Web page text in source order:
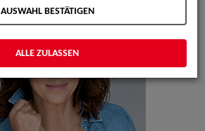
AUSWAHL BESTÄTIGEN
ALLE ZULASSEN